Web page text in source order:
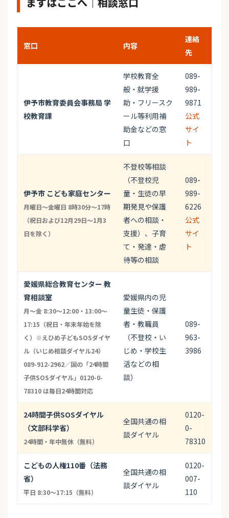
窓口 内容
連絡
先
伊予市教育委員会事務局 学
校教育課
学校教育全
般・就学援
助・フリースク
ール等利用補
助金などの窓
口
089-
989-
9871
公式
サイ
ト
伊予市 こども家庭センター
月曜日～金曜日 8時30分～17時
（祝日および12月29日～1月3
日を除く）
不登校等相談
（不登校児
童・生徒の早
期発見や保護
者への相談・
支援）、子育
て・発達・虐
待等の相談
089-
989-
6226
公式
サイ
ト
愛媛県総合教育センター 教
育相談室
月〜金 8:30〜12:00・13:00〜
17:15（祝日・年末年始を除
く）※えひめ子どもSOSダイヤ
ル（いじめ相談ダイヤル24）
089-912-2962／国の「24時間
子供SOSダイヤル」0120-0-
78310 は毎日24時間対応
愛媛県内の児
童生徒・保護
者・教職員
（不登校・い
じめ・学校生
活などの相
談）
089-
963-
3986
24時間子供SOSダイヤル
（文部科学省）
24時間・年中無休（無料）
全国共通の相
談ダイヤル
0120-
0-
78310
こどもの人権110番（法務
省）
平日 8:30〜17:15（無料）
全国共通の相
談ダイヤル
0120-
007-
110